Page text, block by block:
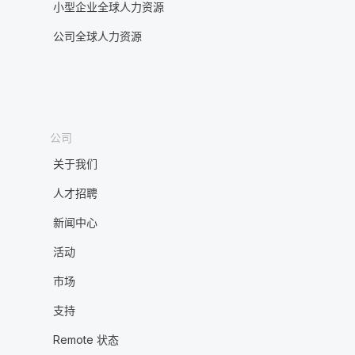
小型企业全球人力资源
公司全球人力资源
公司
关于我们
人才招聘
新闻中心
活动
市场
支持
Remote 状态